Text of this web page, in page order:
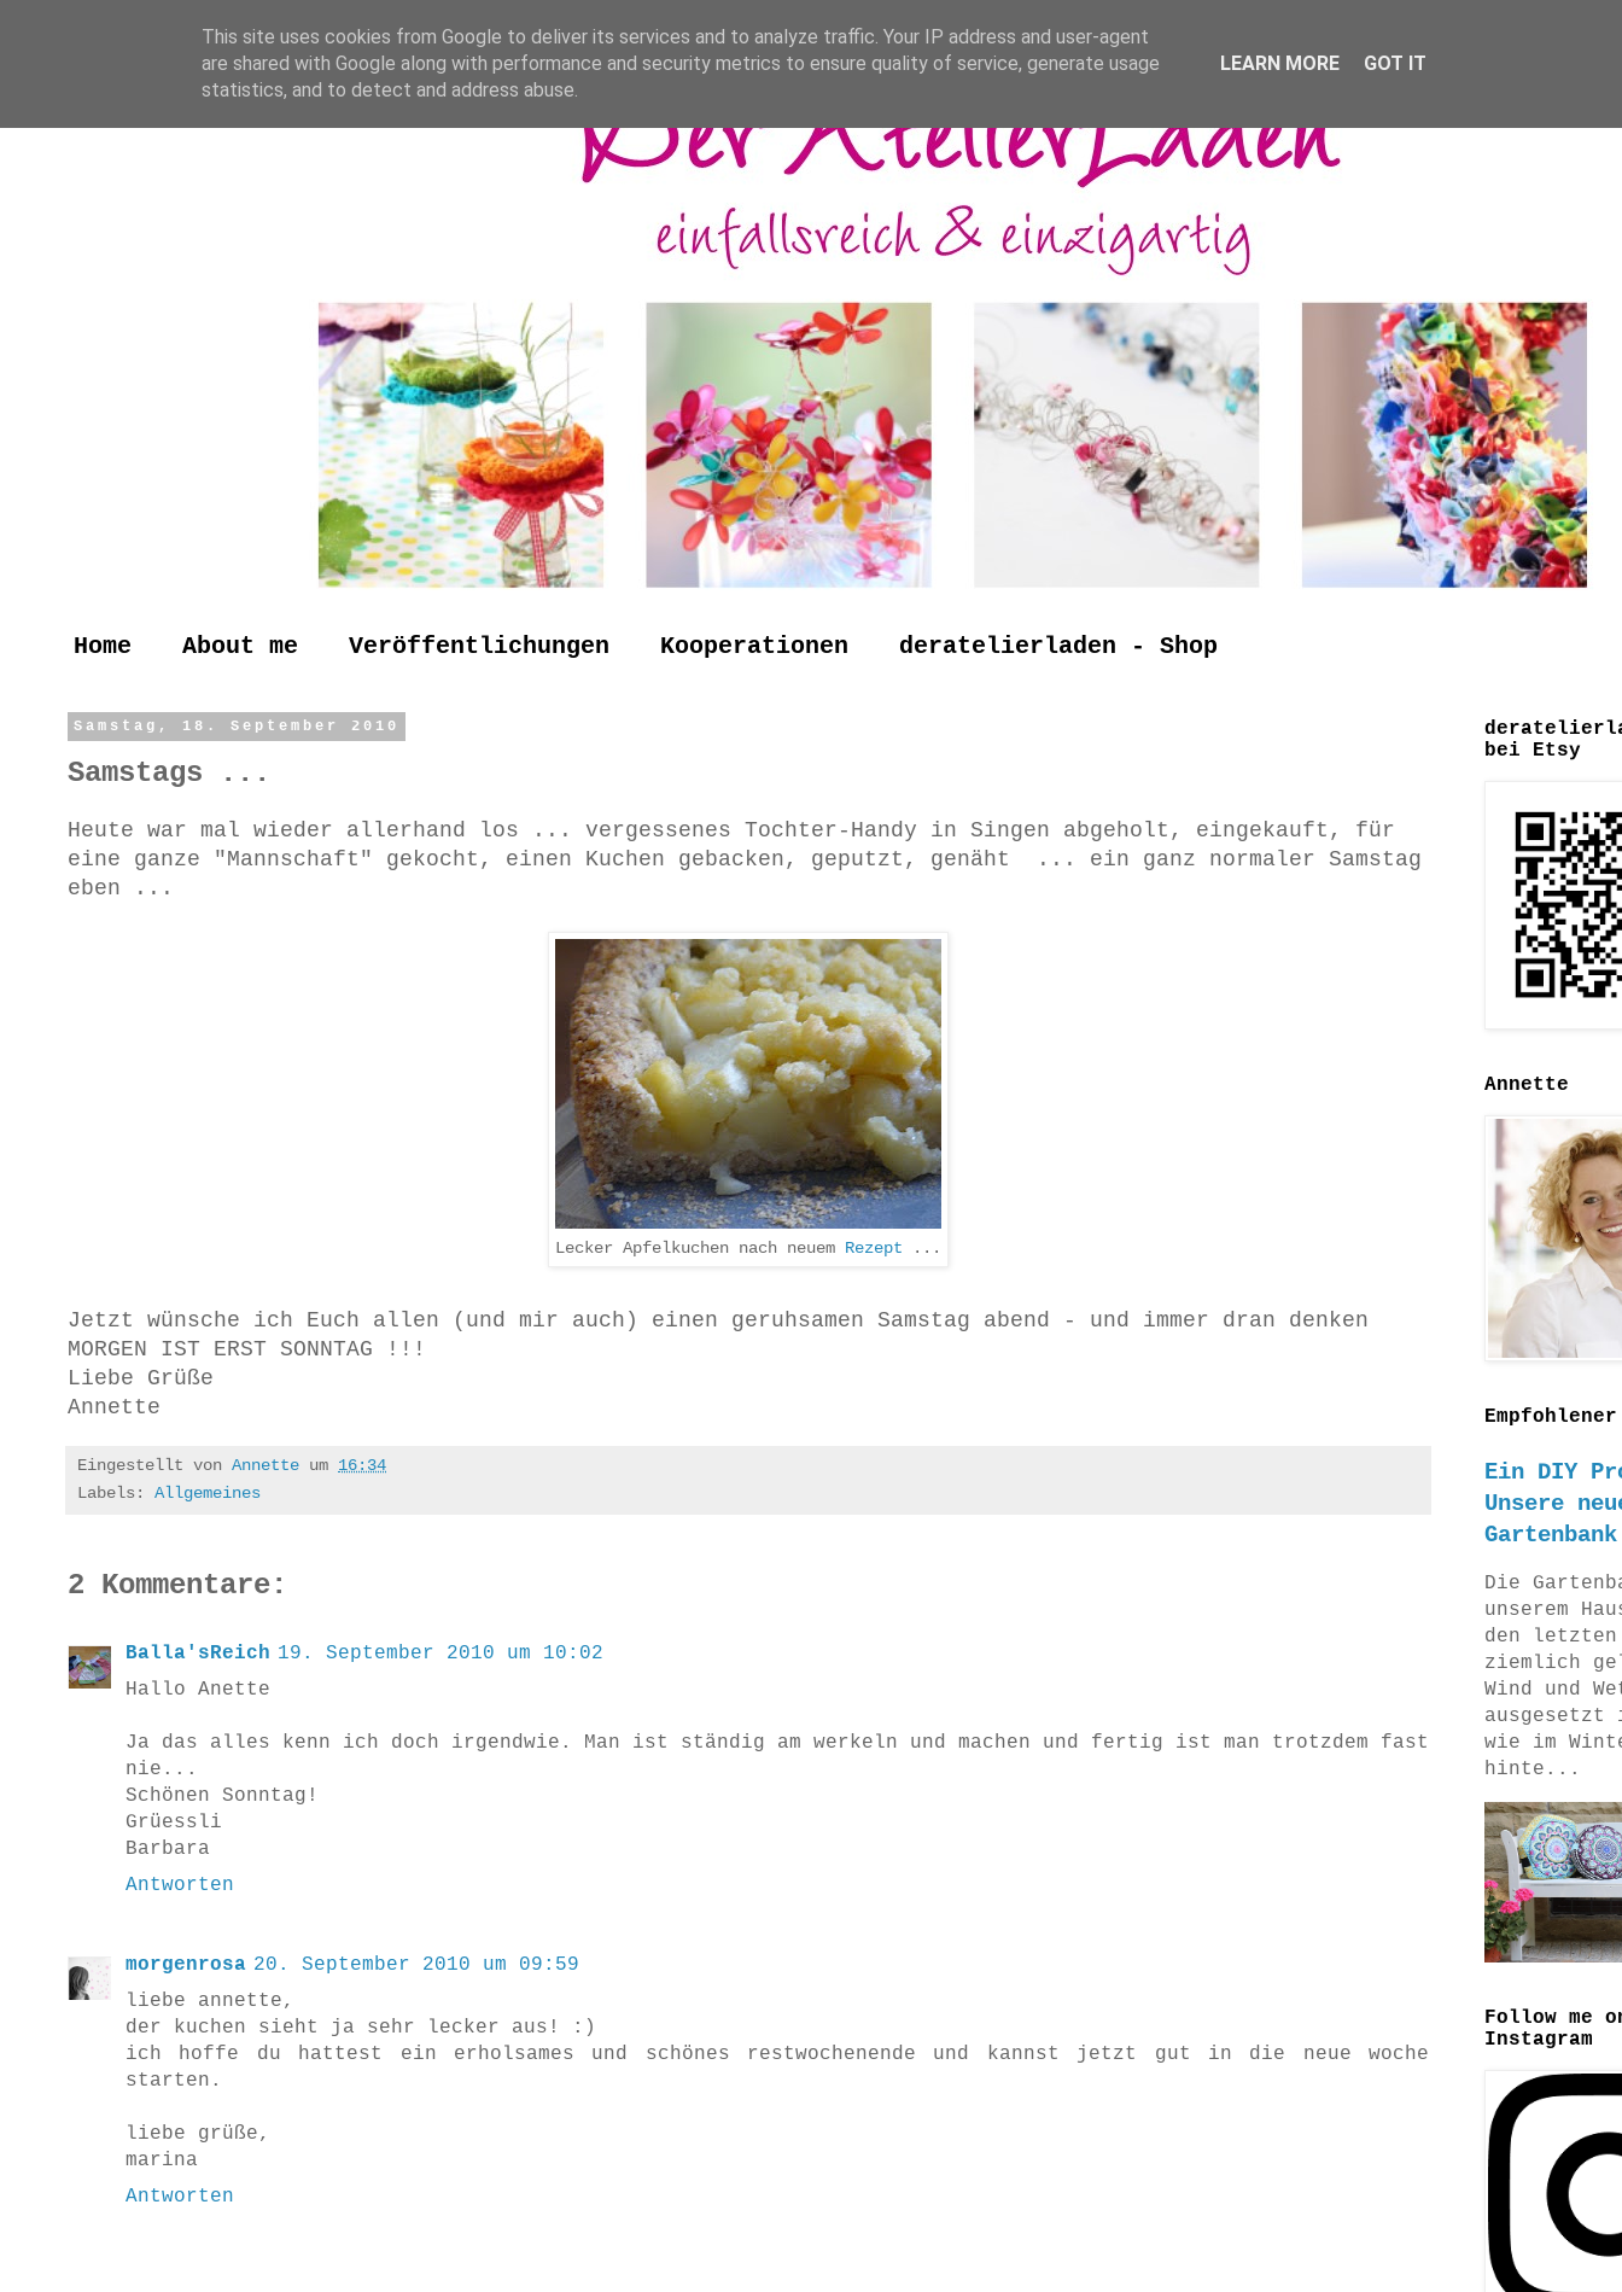
Home About me Veröffentlichungen Kooperationen deratelierladen - Shop
Samstag, 18. September 2010
Samstags ...
Heute war mal wieder allerhand los ... vergessenes Tochter-Handy in Singen abgeholt, eingekauft, für
eine ganze "Mannschaft" gekocht, einen Kuchen gebacken, geputzt, genäht ... ein ganz normaler Samstag
eben ...
Lecker Apfelkuchen nach neuem Rezept ...
Jetzt wünsche ich Euch allen (und mir auch) einen geruhsamen Samstag abend - und immer dran denken
MORGEN IST ERST SONNTAG !!!
Liebe Grüße
Annette
Eingestellt von Annette um 16:34
Labels: Allgemeines
2 Kommentare:
Balla'sReich 19. September 2010 um 10:02
Hallo Anette
Ja das alles kenn ich doch irgendwie. Man ist ständig am werkeln und machen und fertig ist man trotzdem fast
nie...
Schönen Sonntag!
Grüessli
Barbara
Antworten
morgenrosa 20. September 2010 um 09:59
liebe annette,
der kuchen sieht ja sehr lecker aus! :)
ich hoffe du hattest ein erholsames und schönes restwochenende und kannst jetzt gut in die neue woche
starten.
liebe grüße,
marina
Antworten
bei Etsy
Annette
Ein DIY
Unsere
Die
unserem
den letzten
ziemlich
Wind und
ausgesetzt
wie im
hinte...
Follow me
Instagram
This site uses cookies from Google to deliver its services and to analyze traffic. Your IP address and user-agent
are shared with Google along with performance and security metrics to ensure quality of service, generate usage
statistics, and to detect and address abuse.
LEARN MORE GOT IT